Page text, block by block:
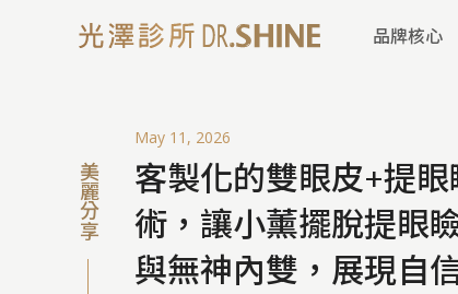
品牌核心
美麗分享
May 11, 2026
客製化的雙眼皮+提
術，讓小薰擺脫提眼
與無神內雙，展現自